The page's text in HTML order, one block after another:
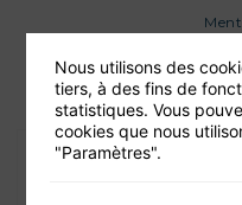
Nous utilisons des
tiers, à des fins de
statistiques. Vous
cookies que nous
"Paramètres".